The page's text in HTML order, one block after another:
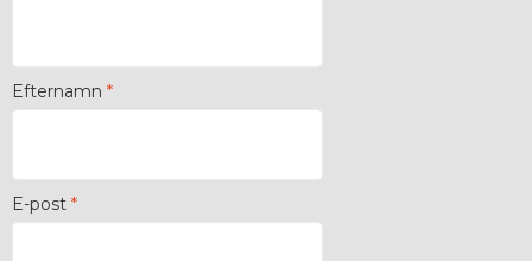
Efternamn *
E-post *